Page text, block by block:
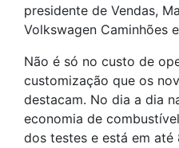
presidente de Vendas,
Volkswagen Caminhões
Não é só no custo de
customização que os
destacam. No dia a dia
economia de
dos testes e está em até